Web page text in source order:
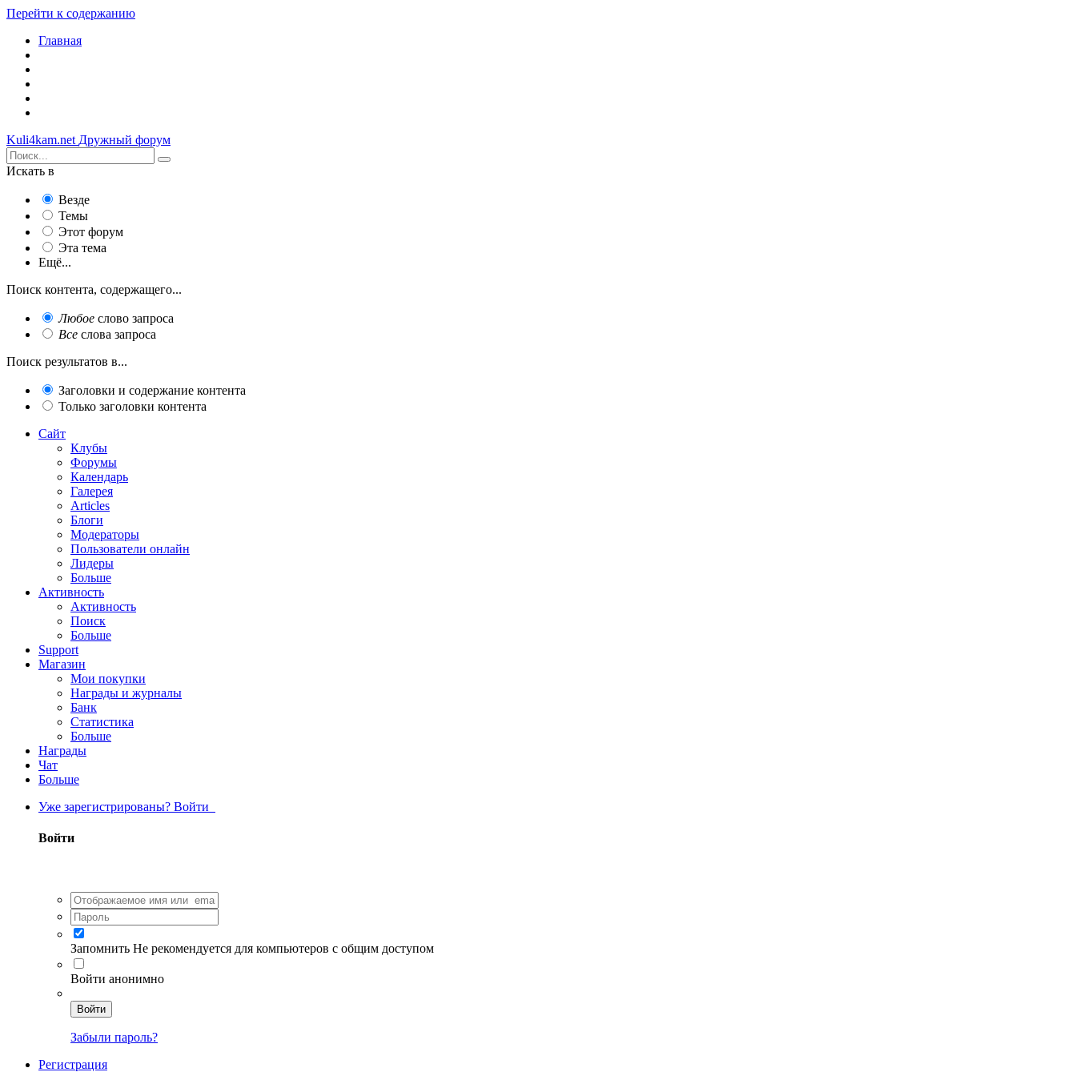
Перейти к содержанию
Главная
Kuli4kam.net Дружный форум
Искать в
Везде
Темы
Этот форум
Эта тема
Ещё...
Поиск контента, содержащего...
Любое слово запроса
Все слова запроса
Поиск результатов в...
Заголовки и содержание контента
Только заголовки контента
Сайт
Клубы
Форумы
Календарь
Галерея
Articles
Блоги
Модераторы
Пользователи онлайн
Лидеры
Больше
Активность
Активность
Поиск
Больше
Support
Магазин
Мои покупки
Награды и журналы
Банк
Статистика
Больше
Награды
Чат
Больше
Уже зарегистрированы? Войти
Войти
Запомнить Не рекомендуется для компьютеров с общим доступом
Войти анонимно
Войти
Забыли пароль?
Регистрация